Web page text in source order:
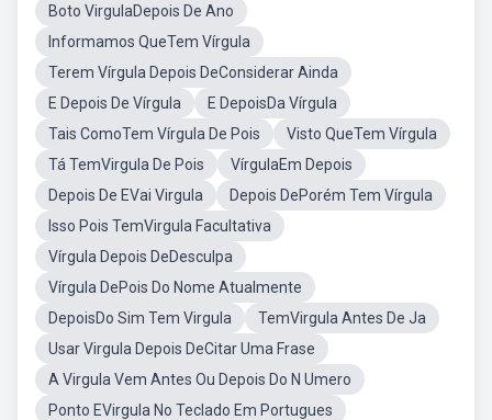
Boto VirgulaDepois De Ano
Informamos QueTem Vírgula
Terem Vírgula Depois DeConsiderar Ainda
E Depois De Vírgula
E DepoisDa Vírgula
Tais ComoTem Vírgula De Pois
Visto QueTem Vírgula
Tá TemVirgula De Pois
VírgulaEm Depois
Depois De EVai Virgula
Depois DePorém Tem Vírgula
Isso Pois TemVirgula Facultativa
Vírgula Depois DeDesculpa
Vírgula DePois Do Nome Atualmente
DepoisDo Sim Tem Virgula
TemVirgula Antes De Ja
Usar Virgula Depois DeCitar Uma Frase
A Virgula Vem Antes Ou Depois Do N Umero
Ponto EVirgula No Teclado Em Portugues